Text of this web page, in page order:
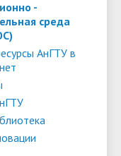
науки и
по
ЛНР,
-
среда
АнГТУ в